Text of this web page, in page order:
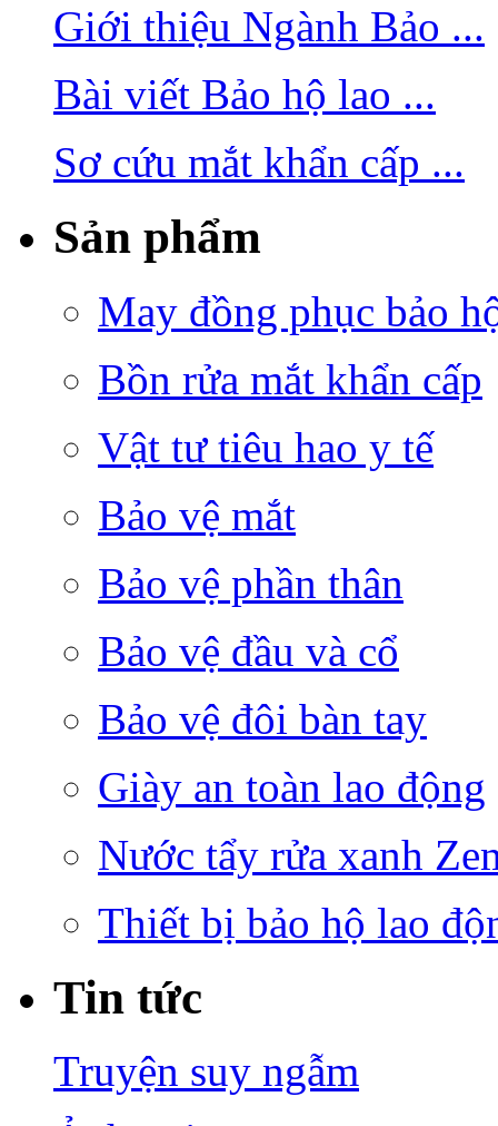
Giới thiệu Ngành Bảo ...
Bài viết Bảo hộ lao ...
Sơ cứu mắt khẩn cấp ...
Sản phẩm
May đồng phục bảo
Bồn rửa mắt khẩn cấp
Vật tư tiêu hao y tế
Bảo vệ mắt
Bảo vệ phần thân
Bảo vệ đầu và cổ
Bảo vệ đôi bàn tay
Giày an toàn lao động
Nước tẩy rửa xanh
Thiết bị bảo hộ lao
Tin tức
Truyện suy ngẫm